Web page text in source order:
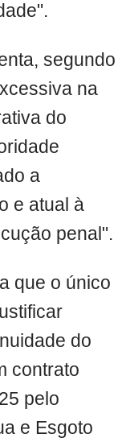
segundo
na
do
a
e atual à
penal".
que o único
do
contrato
pelo
e Esgoto